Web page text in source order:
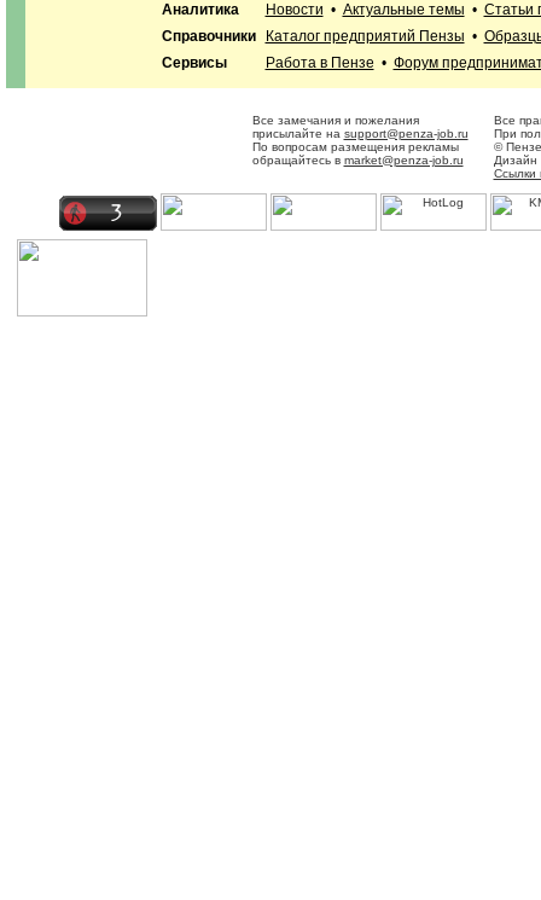
Аналитика Новости • Актуальные темы • Статьи
Справочники
Каталог предприятий Пензы •
Сервисы
Работа в Пензе • Форум
Все замечания и пожелания
присылайте на support@penza-job.ru
По вопросам размещения рекламы
обращайтесь в market@penza-job.ru
Все
При
©
Дизайн
Ссылки